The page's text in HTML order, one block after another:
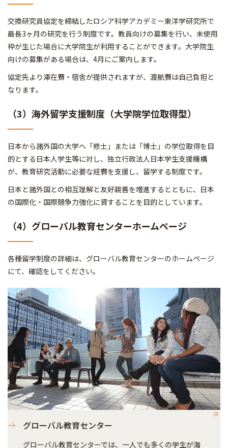
交換研究員協定を締結したロシア科学アカデミー東洋学研究所で
最長3ヶ月の研究を行う制度です。教員向けの募集を行い、未使用
枠が生じた場合に大学院生が利用することができます。大学院生
向けの募集がある場合は、4月にご案内します。
協定先より滞在費・宿舎が提供されますが、渡航費は自己負担と
なります。
（3）海外留学支援制度（大学院学位取得型）
日本から諸外国の大学へ「修士」または「博士」の学位取得を目
的とする日本人学生等に対し、独立行政法人日本学生支援機構
が、教育研究活動に必要な経費を支援し、留学する制度です。
日本と諸外国との相互理解と友好親善を増進するとともに、日本
の国際化・国際競争力強化に資することを目的としています。
（4）グローバル教育センターホームページ
各種留学制度の詳細は、グローバル教育センターのホームページ
にて、確認をしてください。
グローバル教育センター
グローバル教育センターでは、一人でも多くの学生が海